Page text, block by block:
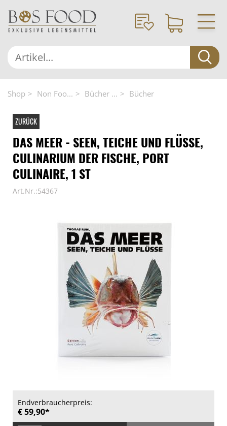
Shop Non Foo... Bücher ... Bücher
ZURÜCK
DAS MEER - SEEN, TEICHE UND FLÜSSE,
CULINARIUM DER FISCHE, PORT
CULINAIRE, 1 ST
Art.Nr.:54367
Endverbraucherpreis:
€ 59,90*